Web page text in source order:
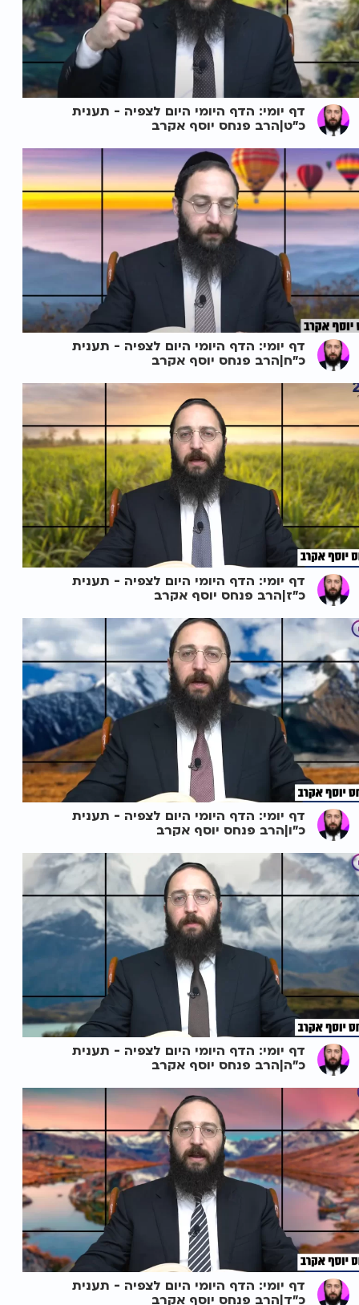
דף יומי: הדף היומי היום לצפיה - תענית
כ"ט|הרב פנחס יוסף אקרב
דף יומי: הדף היומי היום לצפיה - תענית
כ"ח|הרב פנחס יוסף אקרב
דף יומי: הדף היומי היום לצפיה - תענית
כ"ז|הרב פנחס יוסף אקרב
דף יומי: הדף היומי היום לצפיה - תענית
כ"ו|הרב פנחס יוסף אקרב
דף יומי: הדף היומי היום לצפיה - תענית
כ"ה|הרב פנחס יוסף אקרב
דף יומי: הדף היומי היום לצפיה - תענית
כ"ד|הרב פנחס יוסף אקרב